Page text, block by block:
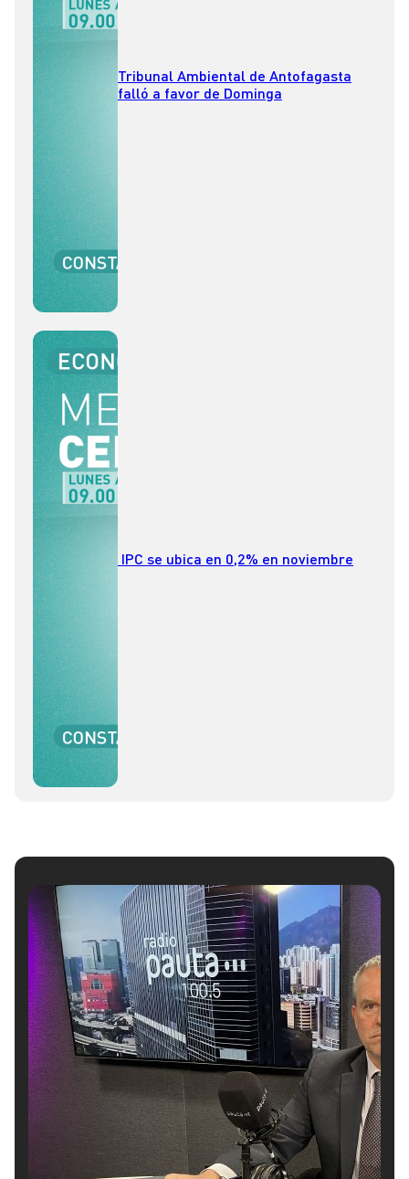
Tribunal Ambiental de Antofagasta
falló a favor de Dominga
IPC se ubica en 0,2% en noviembre